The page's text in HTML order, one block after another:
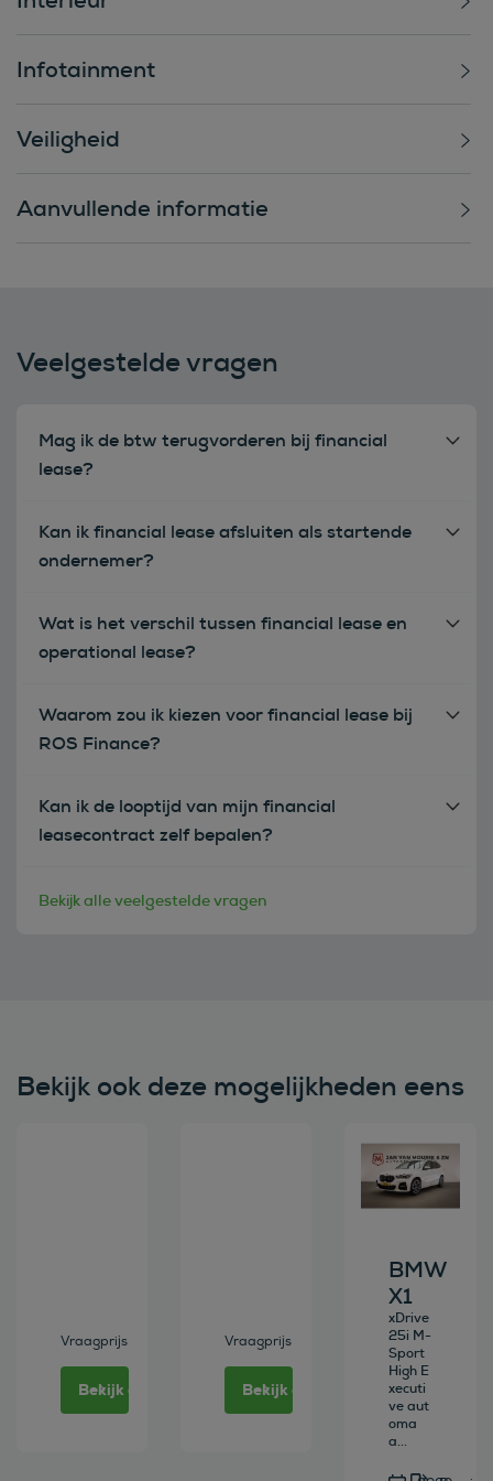
Infotainment
Veiligheid
Aanvullende informatie
Veelgestelde vragen
Mag ik de btw terugvorderen bij financial
lease?
Kan ik financial lease afsluiten als startende
ondernemer?
Wat is het verschil tussen financial lease en
operational lease?
Waarom zou ik kiezen voor financial lease bij
ROS Finance?
Kan ik de looptijd van mijn financial
leasecontract zelf bepalen?
Bekijk alle veelgestelde vragen
Bekijk ook deze mogelijkheden eens
Vraagprijs
Bekijk deze auto
Vraagprijs
Bekijk deze auto
Bekijk deze
BMW
X1
xDrive
25i M-
Sport
High E
xecuti
ve aut
oma
a...